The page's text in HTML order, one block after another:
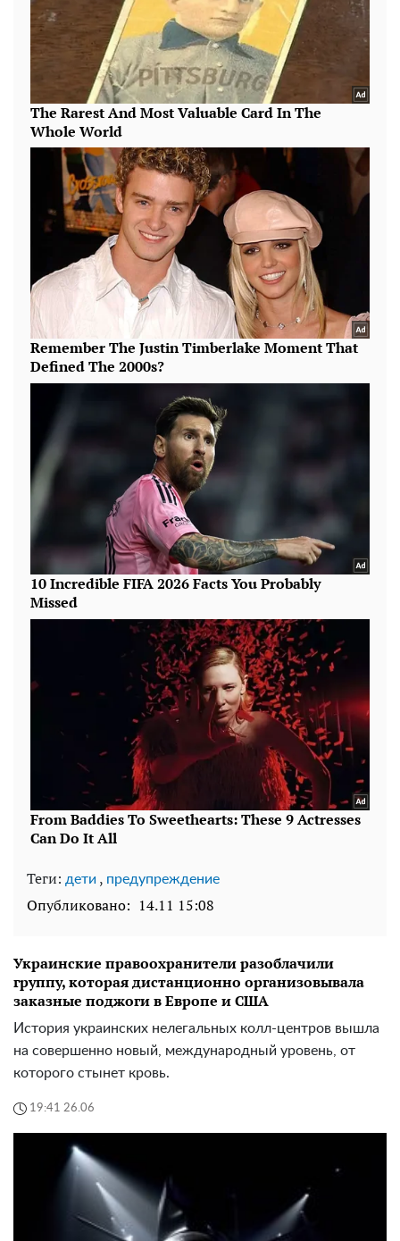
Теги: дети , предупреждение
Опубликовано: 14.11 15:08
Украинские правоохранители разоблачили
группу, которая дистанционно организовывала
заказные поджоги в Европе и США
История украинских нелегальных колл-центров вышла
на совершенно новый, международный уровень, от
которого стынет кровь.
19:41 26.06